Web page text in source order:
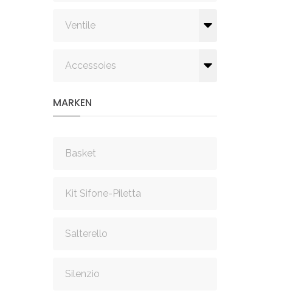
Ventile
Accessoies
MARKEN
Basket
Kit Sifone-Piletta
Salterello
Silenzio